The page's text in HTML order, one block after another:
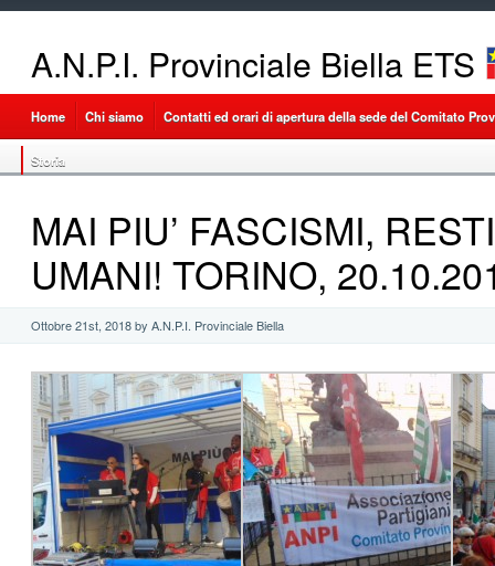
A.N.P.I. Provinciale Biella ETS
Home Chi siamo Contatti ed orari di apertura della sede del Comitato
Storia
MAI PIU’ FASCISMI,
UMANI! TORINO,
Ottobre 21st, 2018 by A.N.P.I. Provinciale Biella